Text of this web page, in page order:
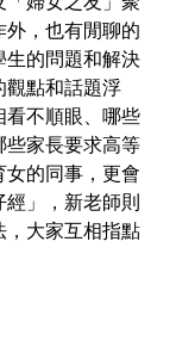
，也有閒聊的
生的問題和解決
觀點和話題浮
看不順眼、哪些
些家長要求高等
的同事，更會
」，新老師則
，大家互相指點